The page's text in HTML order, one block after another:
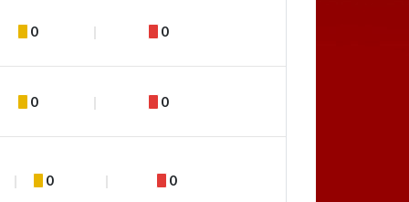
0 0
0 0
0 0